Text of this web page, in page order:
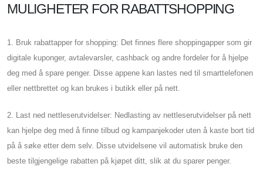
MULIGHETER FOR RABATTSHOPPING
1. Bruk rabattapper for shopping: Det finnes flere shoppingapper som gir
digitale kuponger, avtalevarsler, cashback og andre fordeler for å hjelpe
deg med å spare penger. Disse appene kan lastes ned til smarttelefonen
eller nettbrettet og kan brukes i butikk eller på nett.
2. Last ned nettleserutvidelser: Nedlasting av nettleserutvidelser på nett
kan hjelpe deg med å finne tilbud og kampanjekoder uten å kaste bort tid
på å søke etter dem selv. Disse utvidelsene vil automatisk bruke den
beste tilgjengelige rabatten på kjøpet ditt, slik at du sparer penger.